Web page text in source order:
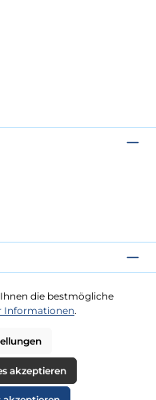
die bestmögliche
Informationen.
akzeptieren